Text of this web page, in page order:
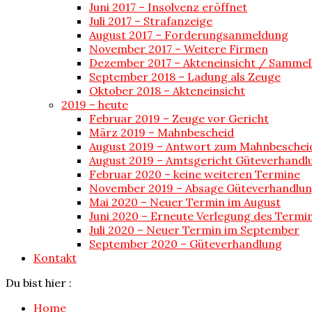
Juni 2017 – Insolvenz eröffnet
Juli 2017 – Strafanzeige
August 2017 – Forderungsanmeldung
November 2017 – Weitere Firmen
Dezember 2017 – Akteneinsicht /
September 2018 – Ladung als Zeuge
Oktober 2018 – Akteneinsicht
2019 – heute
Februar 2019 – Zeuge vor Gericht
März 2019 – Mahnbescheid
August 2019 – Antwort zum
August 2019 – Amtsgericht
Februar 2020 – keine weiteren Termine
November 2019 – Absage
Mai 2020 – Neuer Termin im August
Juni 2020 – Erneute Verlegung des
Juli 2020 – Neuer Termin im September
September 2020 – Güteverhandlung
Kontakt
Du bist hier :
Home